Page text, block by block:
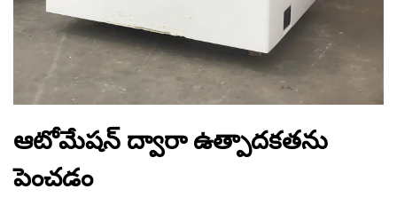
ఆటోమేషన్ ద్వారా ఉత్పాదకతను
పెంచడం